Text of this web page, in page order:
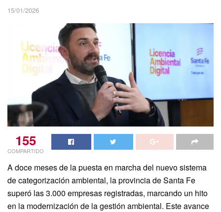
15/01/2026
155
COMPARTIDO
A doce meses de la puesta en marcha del nuevo sistema
de categorización ambiental, la provincia de Santa Fe
superó las 3.000 empresas registradas, marcando un hito
en la modernización de la gestión ambiental. Este avance